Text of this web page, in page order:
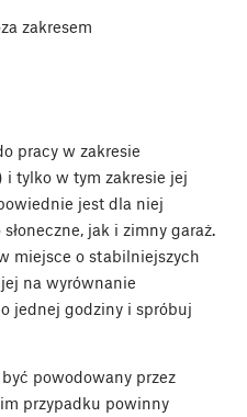
zakresem
pracy w zakresie
i tylko w tym zakresie jej
jest dla niej
jak i zimny garaż.
miejsce o stabilniejszych
na wyrównanie
jednej godziny i spróbuj
powodowany przez
przypadku powinny